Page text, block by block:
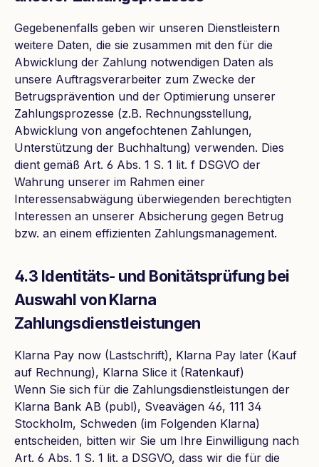
Gegebenenfalls geben wir unseren Dienstleistern
weitere Daten, die sie zusammen mit den für die
Abwicklung der Zahlung notwendigen Daten als
unsere Auftragsverarbeiter zum Zwecke der
Betrugsprävention und der Optimierung unserer
Zahlungsprozesse (z.B. Rechnungsstellung,
Abwicklung von angefochtenen Zahlungen,
Unterstützung der Buchhaltung) verwenden. Dies
dient gemäß Art. 6 Abs. 1 S. 1 lit. f DSGVO der
Wahrung unserer im Rahmen einer
Interessensabwägung überwiegenden berechtigten
Interessen an unserer Absicherung gegen Betrug
bzw. an einem effizienten Zahlungsmanagement.
4.3 Identitäts- und Bonitätsprüfung bei
Auswahl von Klarna
Zahlungsdienstleistungen
Klarna Pay now (Lastschrift), Klarna Pay later (Kauf
auf Rechnung), Klarna Slice it (Ratenkauf)
Wenn Sie sich für die Zahlungsdienstleistungen der
Klarna Bank AB (publ), Sveavägen 46, 111 34
Stockholm, Schweden (im Folgenden Klarna)
entscheiden, bitten wir Sie um Ihre Einwilligung nach
Art. 6 Abs. 1 S. 1 lit. a DSGVO, dass wir die für die